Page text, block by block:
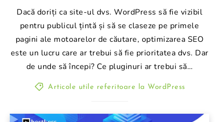
Dacă doriți ca site-ul dvs. WordPress să fie vizibil
pentru publicul țintă și să se claseze pe primele
pagini ale motoarelor de căutare, optimizarea SEO
este un lucru care ar trebui să fie prioritatea dvs. Dar
de unde să începi? Ce pluginuri ar trebui să…
Articole utile referitoare la WordPress